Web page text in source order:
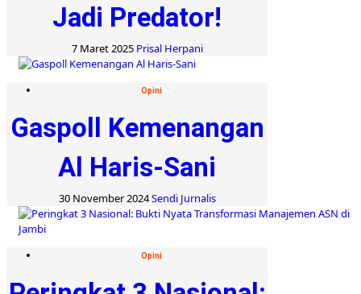
Jadi Predator!
7 Maret 2025 Prisal Herpani
Opini
Gaspoll Kemenangan
Al Haris-Sani
30 November 2024Sendi Jurnalis
Opini